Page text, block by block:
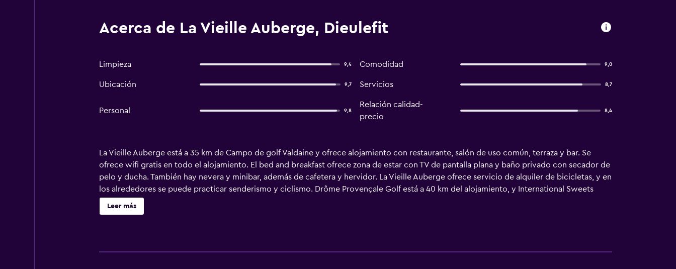
Acerca de La Vieille Auberge, Dieulefit
Limpieza 9,4 Comodidad 9,0
Ubicación 9,7 Servicios 8,7
Personal 9,8
Relación calidad-
precio
8,4
La Vieille Auberge está a 35 km de Campo de golf Valdaine y ofrece alojamiento con restaurante, salón de uso común, terraza y bar. Se
ofrece wifi gratis en todo el alojamiento. El bed and breakfast ofrece zona de estar con TV de pantalla plana y baño privado con secador de
pelo y ducha. También hay nevera y minibar, además de cafetera y hervidor. La Vieille Auberge ofrece servicio de alquiler de bicicletas, y en
los alrededores se puede practicar senderismo y ciclismo. Drôme Provençale Golf está a 40 km del alojamiento, y International Sweets
Museum está a 40 km.
Leer más